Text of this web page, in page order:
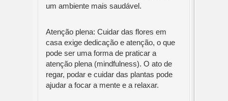
um ambiente mais saudável.
Atenção plena: Cuidar das flores em
casa exige dedicação e atenção, o que
pode ser uma forma de praticar a
atenção plena (mindfulness). O ato de
regar, podar e cuidar das plantas pode
ajudar a focar a mente e a relaxar.